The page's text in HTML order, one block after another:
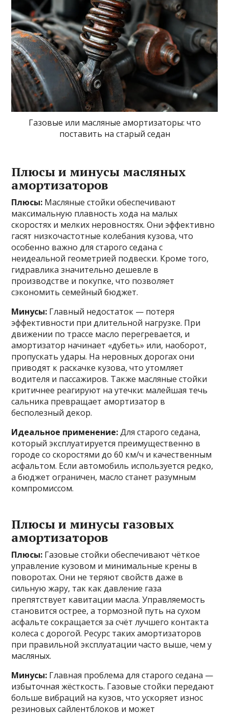
Газовые или масляные амортизаторы: что
поставить на старый седан
Плюсы и минусы масляных
амортизаторов
Плюсы: Масляные стойки обеспечивают
максимальную плавность хода на малых
скоростях и мелких неровностях. Они эффективно
гасят низкочастотные колебания кузова, что
особенно важно для старого седана с
неидеальной геометрией подвески. Кроме того,
гидравлика значительно дешевле в
производстве и покупке, что позволяет
сэкономить семейный бюджет.
Минусы: Главный недостаток — потеря
эффективности при длительной нагрузке. При
движении по трассе масло перегревается, и
амортизатор начинает «дубеть» или, наоборот,
пропускать удары. На неровных дорогах они
приводят к раскачке кузова, что утомляет
водителя и пассажиров. Также масляные стойки
критичнее реагируют на утечки: малейшая течь
сальника превращает амортизатор в
бесполезный декор.
Идеальное применение:Для старого седана,
который эксплуатируется преимущественно в
городе со скоростями до 60 км/ч и качественным
асфальтом. Если автомобиль используется редко,
а бюджет ограничен, масло станет разумным
компромиссом.
Плюсы и минусы газовых
амортизаторов
Плюсы: Газовые стойки обеспечивают чёткое
управление кузовом и минимальные крены в
поворотах. Они не теряют свойств даже в
сильную жару, так как давление газа
препятствует кавитации масла. Управляемость
становится острее, а тормозной путь на сухом
асфальте сокращается за счёт лучшего контакта
колеса с дорогой. Ресурс таких амортизаторов
при правильной эксплуатации часто выше, чем у
масляных.
Минусы: Главная проблема для старого седана —
избыточная жёсткость. Газовые стойки передают
больше вибраций на кузов, что ускоряет износ
резиновых сайлентблоков и может